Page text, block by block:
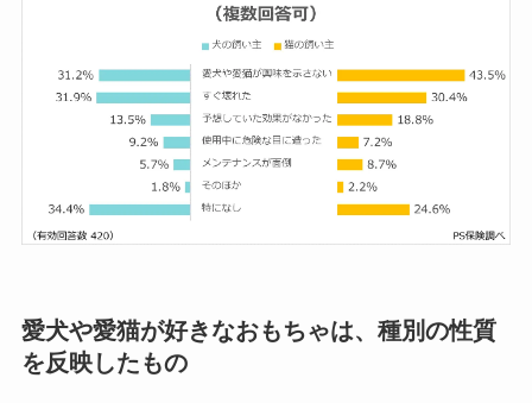
愛犬や愛猫が好きなおもちゃは、種別の性質
を反映したもの